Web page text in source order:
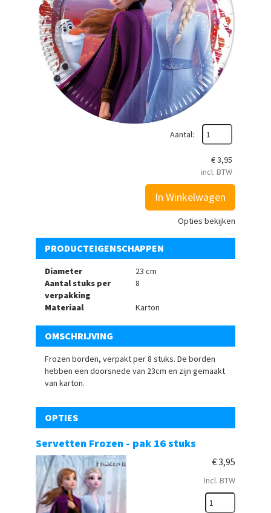
Aantal:
€3,95
incl. BTW
In Winkelwagen
Opties bekijken
PRODUCTEIGENSCHAPPEN
Diameter
23 cm
Aantal stuks per
verpakking
8
Materiaal Karton
OMSCHRIJVING
Frozen borden, verpakt per 8 stuks. De borden
hebben een doorsnede van 23cm en zijn gemaakt
van karton.
OPTIES
Servetten Frozen - pak 16 stuks
€3,95
Incl. BTW